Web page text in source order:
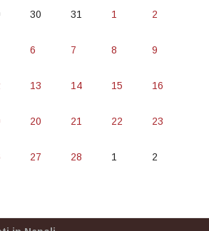
30 31 1 2
6 7 8 9
13 14 15 16
20 21 22 23
27 28 1 2